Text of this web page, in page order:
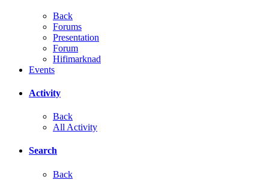
Back
Forums
Presentation
Forum
Hifimarknad
Events
Activity
Back
All Activity
Search
Back